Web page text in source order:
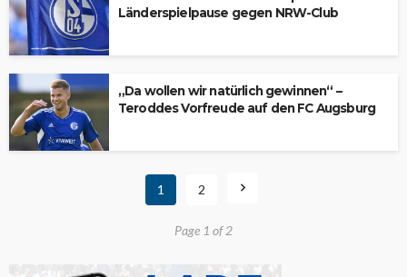
Länderspielpause gegen NRW-Club
„Da wollen wir natürlich gewinnen“ –
Teroddes Vorfreude auf den FC Augsburg
1 2
Page 1 of 2